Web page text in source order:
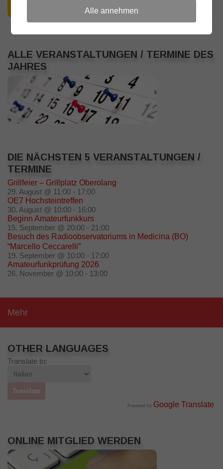
ALLE VERANSTALTUNGEN / TERMINE DES
JAHRES
DIE NÄCHSTEN 5 VERANSTALTUNGEN /
TERMINE
Grillfeier – Grillplatz Oberolang
29. August @ 11:00 - 17:00
OE7 Hochsteintreffen
30. August @ 10:00 - 16:00
Beginn Amateurfunkkurs
15. September @ 20:00 - 21:00
Besuch des Radioobservatoriums in Medicina (BO)
“Marcello Ceccarelli”
19. September @ 10:00 - 17:00
Amateurfunkprüfung 2026
26. November @ 10:00 - 13:00
Mehr
OTHER LANGUAGES
Translate to:
Powered by Google Translate
ONLINE MITGLIED WERDEN
Alle annehmen